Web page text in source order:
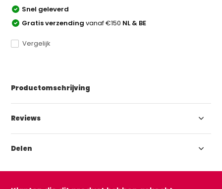
Snel geleverd
Gratis verzendingvanaf €150 NL & BE
Vergelijk
Productomschrijving
Reviews
Delen